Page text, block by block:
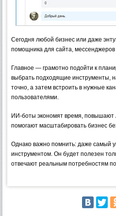
Сегодня любой бизнес или даже
помощника для сайта,
Главное — грамотно подойти к
выбрать подходящие инструменты,
точно, а затем встроить в нужные
пользователями.
ИИ-боты экономят время, повышают
помогают масштабировать бизнес
Однако важно помнить: даже самый
инструментом. Он будет полезен
отвечают реальным потребностям